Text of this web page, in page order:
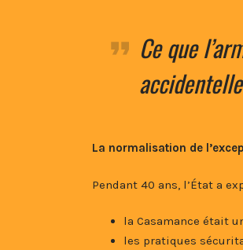
Ce que
La normalisation de
Pendant 40 ans, l’État a
la Casamance était
les pratiques